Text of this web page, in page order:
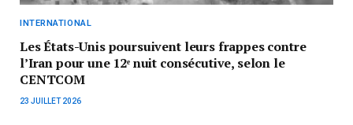
INTERNATIONAL
Les États-Unis poursuivent leurs frappes contre
l’Iran pour une 12ᵉ nuit consécutive, selon le
CENTCOM
23 JUILLET 2026